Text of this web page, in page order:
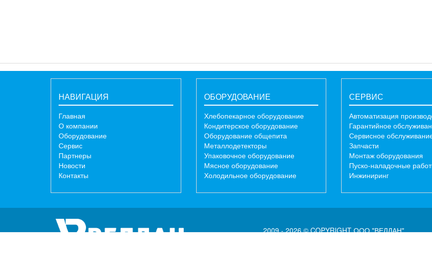
НАВИГАЦИЯ
Главная
О компании
Оборудование
Сервис
Партнеры
Новости
Контакты
ОБОРУДОВАНИЕ
Хлебопекарное оборудование
Кондитерское оборудование
Оборудование общепита
Металлодетекторы
Упаковочное оборудование
Мясное оборудование
Холодильное оборудование
СЕРВИС
Автоматизация
Гарантийное
Сервисное
Запчасти
Монтаж оборудования
Пуско-наладочные
Инжиниринг
2009 - 2026 © COPYRIGHT ООО "ВЕЛДАН"